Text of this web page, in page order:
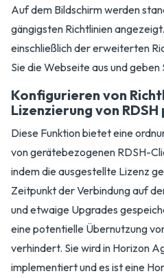
Auf dem Bildschirm werden
gängigsten Richtlinien
einschließlich der erweiterten
Sie die Webseite aus und geben
Konfigurieren von
Lizenzierung von
Diese Funktion bietet eine
von gerätebezogenen RDSH-
indem die ausgestellte Lizenz
Zeitpunkt der Verbindung auf
und etwaige Upgrades
eine potentielle Übernutzung
verhindert. Sie wird in Horizon
implementiert und es ist eine